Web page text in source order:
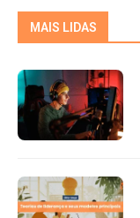
MAIS LIDAS